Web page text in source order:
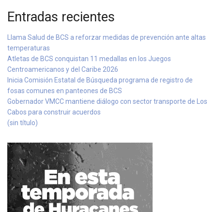
Entradas recientes
Llama Salud de BCS a reforzar medidas de prevención ante altas
temperaturas
Atletas de BCS conquistan 11 medallas en los Juegos
Centroamericanos y del Caribe 2026
Inicia Comisión Estatal de Búsqueda programa de registro de
fosas comunes en panteones de BCS
Gobernador VMCC mantiene diálogo con sector transporte de Los
Cabos para construir acuerdos
(sin título)